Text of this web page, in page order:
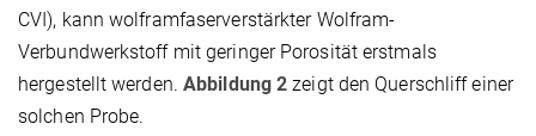
CVI), kann wolframfaserverstärkter Wolfram-
Verbundwerkstoff mit geringer Porosität erstmals
hergestellt werden. Abbildung 2 zeigt den Querschliff einer
solchen Probe.